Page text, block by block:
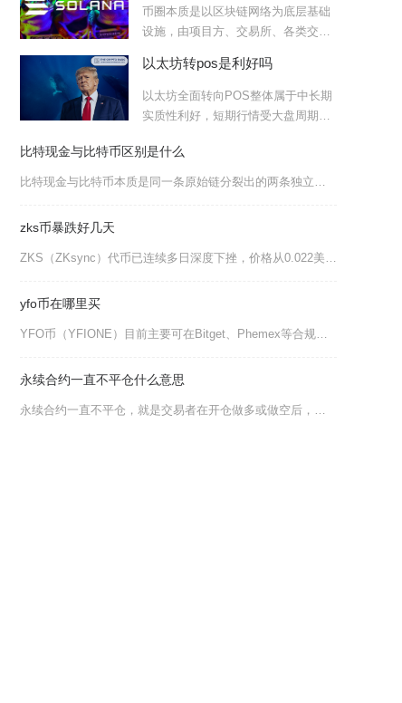
币圈本质是以区块链网络为底层基础
设施，由项目方、交易所、各类交易
以太坊转pos是利好吗
以太坊全面转向POS整体属于中长期
实质性利好，短期行情受大盘周期、
比特现金与比特币区别是什么
比特现金与比特币本质是同一条原始链分裂出的两条独立加密网络，核心分歧集中在扩容路线、市场定
zks币暴跌好几天
ZKS（ZKsync）代币已连续多日深度下挫，价格从0.022美元附近跌至0.018美元区
yfo币在哪里买
YFO币（YFIONE）目前主要可在Bitget、Phemex等合规中心化交易所，以及通过
永续合约一直不平仓什么意思
永续合约一直不平仓，就是交易者在开仓做多或做空后，不主动执行平仓操作，依托永续合约无到期交